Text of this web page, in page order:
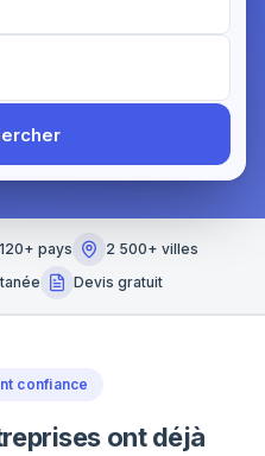
120+ pays
2 500+ villes
Devis gratuit
confiance
ont déjà